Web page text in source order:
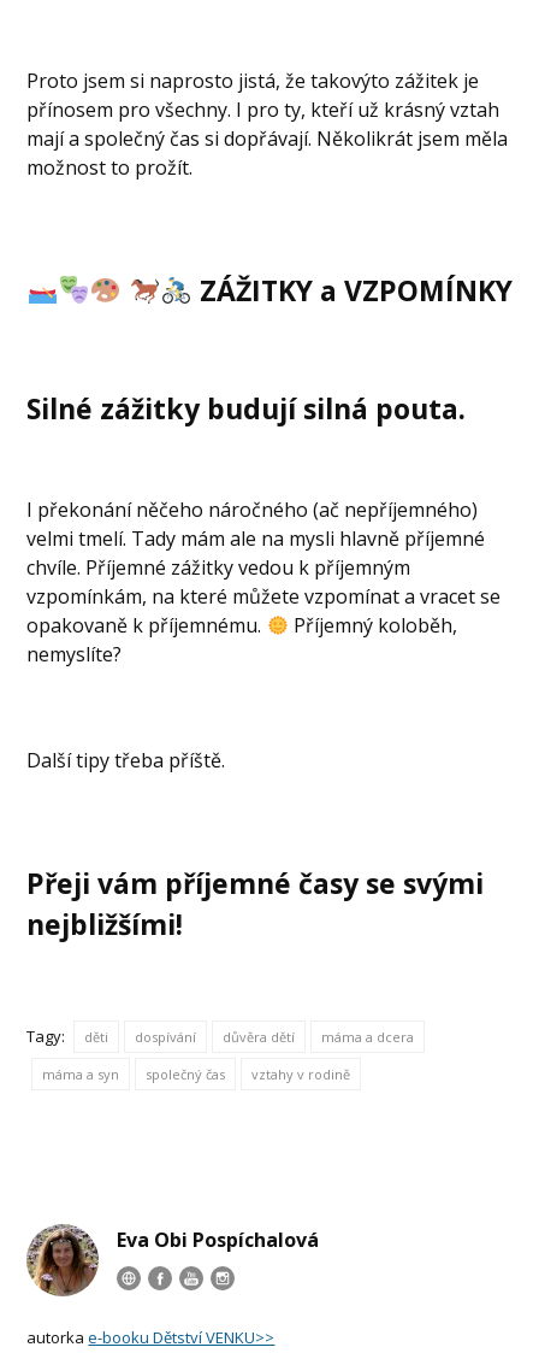
Proto jsem si naprosto jistá, že takovýto zážitek je
přínosem pro všechny. I pro ty, kteří už krásný vztah
mají a společný čas si dopřávají. Několikrát jsem měla
možnost to prožít.
ZÁŽITKY a VZPOMÍNKY
Silné zážitky budují silná pouta.
I překonání něčeho náročného (ač nepříjemného)
velmi tmelí. Tady mám ale na mysli hlavně příjemné
chvíle. Příjemné zážitky vedou k příjemným
vzpomínkám, na které můžete vzpomínat a vracet se
opakovaně k příjemnému.
Příjemný koloběh,
nemyslíte?
Další tipy třeba příště.
Přeji vám příjemné časy se svými
nejbližšími!
Tagy: děti dospívání důvěra dětí máma a dcera
máma a syn společný čas vztahy v rodině
Eva Obi Pospíchalová
autorkae-booku Dětství VENKU>>